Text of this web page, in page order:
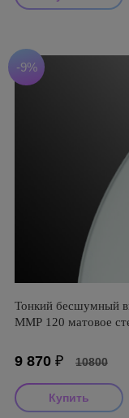
-9%
Тонкий бесшумный
ММР 120 матовое
9 870 ₽ 10800